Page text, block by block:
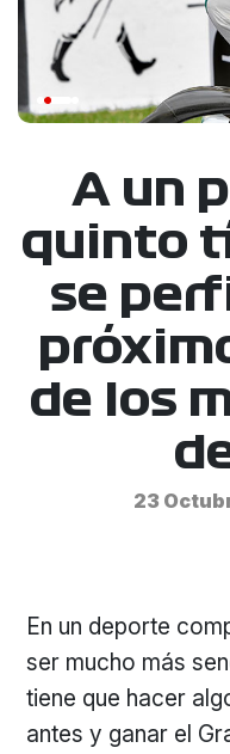
A un
quinto
se
de los
23
En un deporte
ser mucho más
tiene que hacer
antes y ganar el